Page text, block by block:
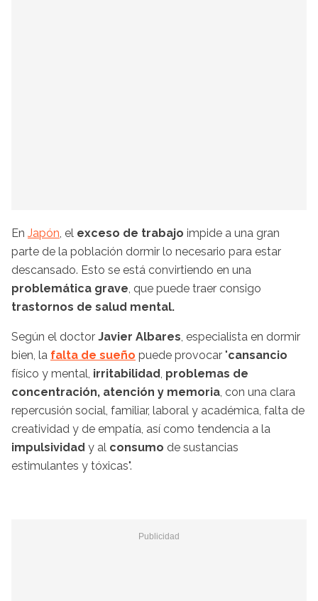
En Japón, el exceso de trabajo impide a una gran
parte de la población dormir lo necesario para estar
descansado. Esto se está convirtiendo en una
problemática grave, que puede traer consigo
trastornos de salud mental.
Según el doctor Javier Albares, especialista en dormir
bien, la falta de sueño puede provocar "cansancio
físico y mental, irritabilidad, problemas de
concentración, atención y memoria, con una clara
repercusión social, familiar, laboral y académica, falta de
creatividad y de empatía, así como tendencia a la
impulsividad y al consumo de sustancias
estimulantes y tóxicas".